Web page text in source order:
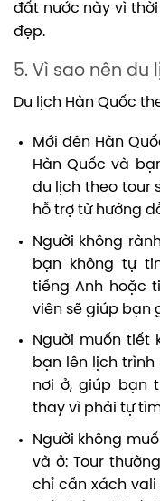
đất nước này vì
đẹp.
5. Vì sao nên du
Du lịch Hàn Quốc
Mới đên Hàn
Hàn Quốc và
du lịch theo tour
hỗ trợ từ hướng
Người không
bạn không tự
tiếng Anh hoặc
viên sẽ giúp bạn
Người muốn tiết
bạn lên lịch
nơi ở, giúp bạn
thay vì phải tự
Người không
và ở: Tour
chỉ cần xách